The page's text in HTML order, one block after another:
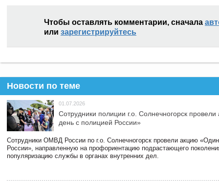
Чтобы оставлять комментарии, сначала
или зарегистрируйтесь
Новости по теме
01.07.2026
Сотрудники полиции г.о. Солнечногорск
день с полицией России»
Сотрудники ОМВД России по г.о. Солнечногорск провели акцию
России», направленную на профориентацию подрастающего
популяризацию службы в органах внутренних дел.